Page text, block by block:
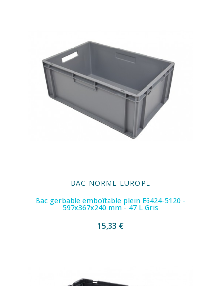
BAC NORME EUROPE
Bac gerbable emboîtable plein E6424-5120 -
597x367x240 mm - 47 L Gris
15,33 €